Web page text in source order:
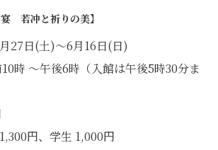
若冲と祈りの美】
27日(土)〜6月16日(日)
時 〜午後6時（入館は午後5時30分ま
円、学生 1,000円